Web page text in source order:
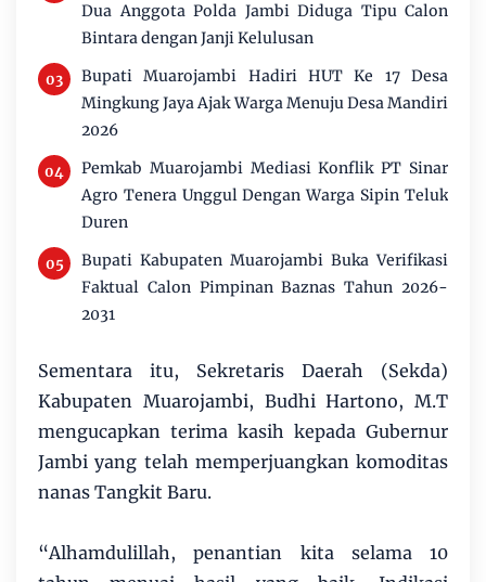
Dua Anggota Polda Jambi Diduga Tipu Calon
Bintara dengan Janji Kelulusan
Bupati Muarojambi Hadiri HUT Ke 17 Desa
Mingkung Jaya Ajak Warga Menuju Desa Mandiri
2026
Pemkab Muarojambi Mediasi Konflik PT Sinar
Agro Tenera Unggul Dengan Warga Sipin Teluk
Duren
Bupati Kabupaten Muarojambi Buka Verifikasi
Faktual Calon Pimpinan Baznas Tahun 2026-
2031
Sementara itu, Sekretaris Daerah (Sekda)
Kabupaten Muarojambi, Budhi Hartono, M.T
mengucapkan terima kasih kepada Gubernur
Jambi yang telah memperjuangkan komoditas
nanas Tangkit Baru.
“Alhamdulillah, penantian kita selama 10